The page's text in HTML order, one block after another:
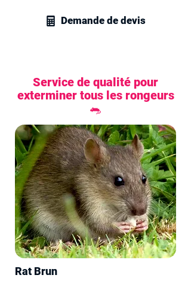
Demande de devis
Service de qualité pour
exterminer tous les rongeurs
🐀
Rat Brun